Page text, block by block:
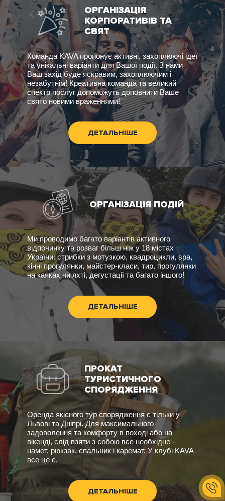
ОРГАНІЗАЦІЯ
КОРПОРАТИВІВ ТА
СВЯТ
Команда KAVA пропонує активні, захоплюючі ідеї
та унікальні варіанти для Вашої події. З нами
Ваш захід буде яскравим, захоплюючим і
незабутнім! Креативна команда та великий
спектр послуг допоможуть доповнити Ваше
свято новими враженнями!
ДЕТАЛЬНІШЕ
ОРГАНІЗАЦІЯ ПОДІЙ
Ми проводимо багато варіантів активного
відпочинку та розваг більш ніж у 18 містах
України: стрибки з мотузкою, квадроцикли, spa,
кінні прогулянки, майстер-класи, тир, прогулянки
на каяках чи яхті, дегустації та багато іншого!
ДЕТАЛЬНІШЕ
ПРОКАТ
ТУРИСТИЧНОГО
СПОРЯДЖЕННЯ
Оренда якісного тур спорядження є тільки у
Львові та Дніпрі. Для максимального
задоволення та комфорту в поході або на
вікенді, слід взяти з собою все необхідне -
намет, рюкзак, спальник і каремат. У клубі KAVA
все це є.
ДЕТАЛЬНІШЕ